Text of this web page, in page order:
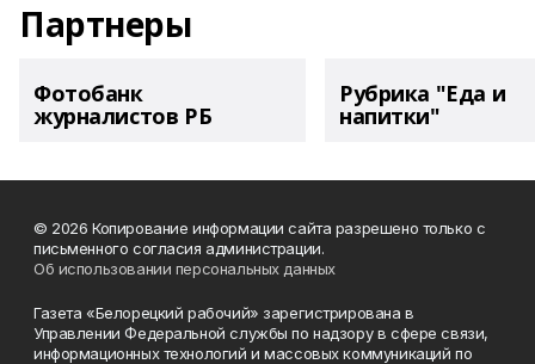
Партнеры
Фотобанк
журналистов РБ
Рубрика "Еда и
напитки"
© 2026 Копирование информации сайта разрешено только с
письменного согласия администрации.
Об использовании персональных данных
Газета «Белорецкий рабочий» зарегистрирована в
Управлении Федеральной службы по надзору в сфере связи,
информационных технологий и массовых коммуникаций по